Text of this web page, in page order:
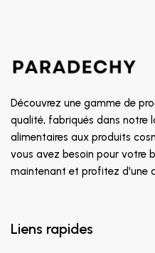
Découvrez une gamme de
qualité, fabriqués dans notre
alimentaires aux produits
vous avez besoin pour votre
maintenant et profitez d'une
Liens rapides